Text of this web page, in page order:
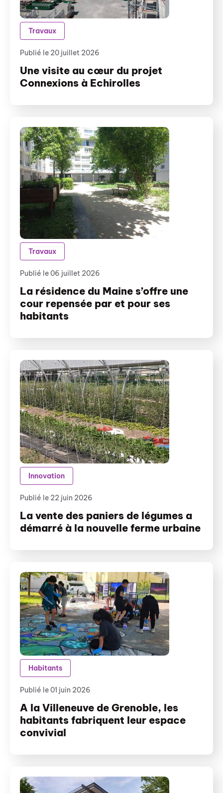
Une visite au cœur du projet
Connexions à Echirolles
Publié le 20 juillet 2026
Travaux
La résidence du Maine s’offre une
cour repensée par et pour ses
habitants
Publié le 06 juillet 2026
Travaux
La vente des paniers de légumes a
démarré à la nouvelle ferme urbaine
Publié le 22 juin 2026
Innovation
A la Villeneuve de Grenoble, les
habitants fabriquent leur espace
convivial
Publié le 01 juin 2026
Habitants